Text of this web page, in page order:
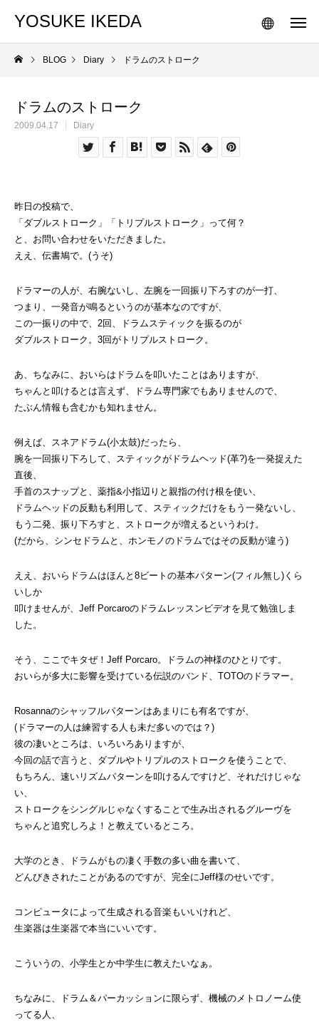
YOSUKE IKEDA
BLOG Diary ドラムのストローク
ドラムのストローク
2009.04.17 Diary
昨日の投稿で、
「ダブルストローク」「トリプルストローク」って何？
と、お問い合わせをいただきました。
ええ、伝書鳩で。(うそ)
ドラマーの人が、右腕ないし、左腕を一回振り下ろすのが一打、
つまり、一発音が鳴るというのが基本なのですが、
この一振りの中で、2回、ドラムスティックを振るのが
ダブルストローク。3回がトリプルストローク。
あ、ちなみに、おいらはドラムを叩いたことはありますが、
ちゃんと叩けるとは言えず、ドラム専門家でもありませんので、
たぶん情報も含むかも知れません。
例えば、スネアドラム(小太鼓)だったら、
腕を一回振り下ろして、スティックがドラムヘッド(革?)を一発捉えた
直後、
手首のスナップと、薬指&小指辺りと親指の付け根を使い、
ドラムヘッドの反動も利用して、スティックだけをもう一発ないし、
もう二発、振り下ろすと、ストロークが増えるというわけ。
(だから、シンセドラムと、ホンモノのドラムではその反動が違う)
ええ、おいらドラムはほんと8ビートの基本パターン(フィル無し)くら
いしか
叩けませんが、Jeff Porcaroのドラムレッスンビデオを見て勉強しま
した。
そう、ここでキタぜ！Jeff Porcaro。ドラムの神様のひとりです。
おいらが多大に影響を受けている伝説のバンド、TOTOのドラマー。
Rosannaのシャッフルパターンはあまりにも有名ですが、
(ドラマーの人は練習する人も未だ多いのでは？)
彼の凄いところは、いろいろありますが、
今回の話で言うと、ダブルやトリプルのストロークを使うことで、
もちろん、速いリズムパターンを叩けるんですけど、それだけじゃな
い、
ストロークをシングルじゃなくすることで生み出されるグルーヴを
ちゃんと追究しろよ！と教えているところ。
大学のとき、ドラムがもの凄く手数の多い曲を書いて、
どんびきされたことがあるのですが、完全にJeff様のせいです。
コンピュータによって生成される音楽もいいけれど、
生楽器は生楽器で本当にいいです。
こういうの、小学生とか中学生に教えたいなぁ。
ちなみに、ドラム＆パーカッションに限らず、機械のメトロノーム使
ってる人、